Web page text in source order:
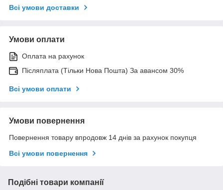
Всі умови доставки
Умови оплати
Оплата на рахунок
Післяплата (Тільки Нова Пошта) За авансом 30%
Всі умови оплати
Умови повернення
Повернення товару впродовж 14 днів за рахунок покупця
Всі умови повернення
Подібні товари компанії